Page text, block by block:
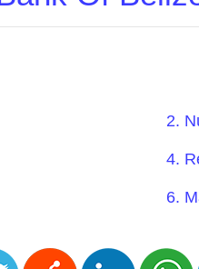
2.
4.
6.